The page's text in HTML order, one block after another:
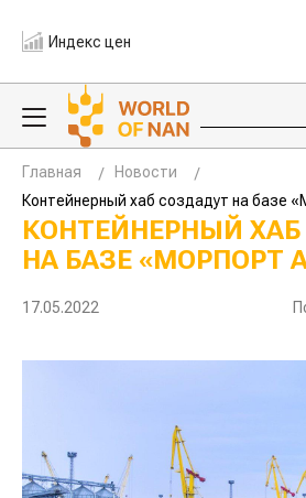
Индекс цен
Главная
Новости
Контейнерный хаб создадут на базе
КОНТЕЙНЕРНЫЙ
НА БАЗЕ «МОРПОРТ
17.05.2022